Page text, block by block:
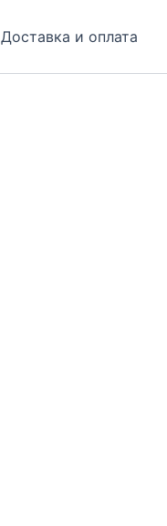
Доставка и оплата